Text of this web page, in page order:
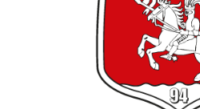
Ajankohtaista